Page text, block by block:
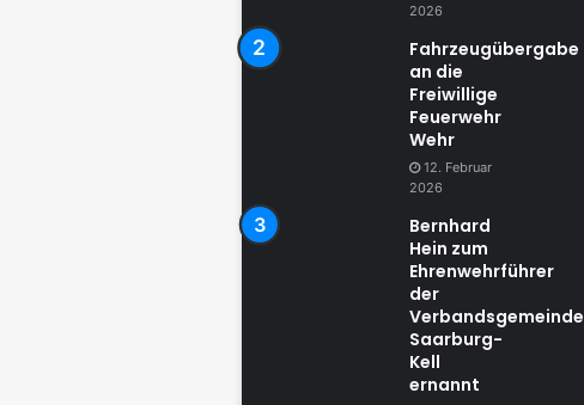
2026
Fahrzeugübergabe
an die
Freiwillige
Feuerwehr
Wehr
12. Februar
2026
Bernhard
Hein zum
Ehrenwehrführer
der
Verbandsgemeinde
Saarburg-
Kell
ernannt